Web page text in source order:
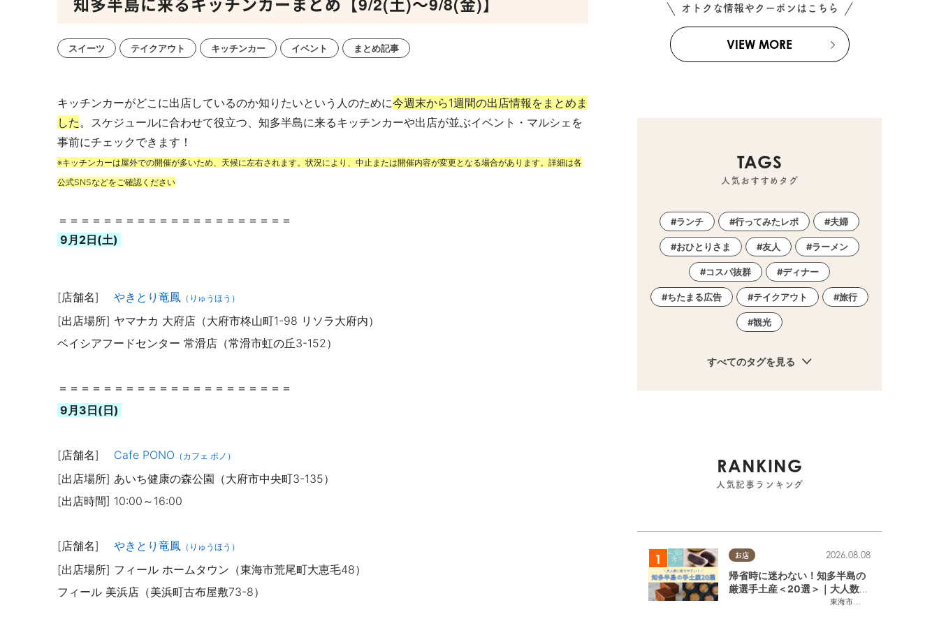
スイーツ テイクアウト キッチンカー イベント まとめ記事
キッチンカーがどこに出店しているのか知りたいという人のために今週末から1週間の出店情報をまとめま
した。スケジュールに合わせて役立つ、知多半島に来るキッチンカーや出店が並ぶイベント・マルシェを
事前にチェックできます！
※キッチンカーは屋外での開催が多いため、天候に左右されます。状況により、中止または開催内容が変更となる場合があります。詳細は各
公式SNSなどをご確認ください
＝＝＝＝＝＝＝＝＝＝＝＝＝＝＝＝＝＝＝＝＝
9月2日(土)
[店舗名] やきとり竜鳳 （りゅうほう）
[出店場所] ヤマナカ 大府店（大府市柊山町1-98 リソラ大府内）
ベイシアフードセンター 常滑店（常滑市虹の丘3-152）
＝＝＝＝＝＝＝＝＝＝＝＝＝＝＝＝＝＝＝＝＝
9月3日(日)
[店舗名] Cafe PONO （カフェ ポノ）
[出店場所] あいち健康の森公園（大府市中央町3-135）
[出店時間] 10:00～16:00
[店舗名] やきとり竜鳳 （りゅうほう）
[出店場所] フィール ホームタウン（東海市荒尾町大恵毛48）
フィール 美浜店（美浜町古布屋敷73-8）
オトクな情報やクーポンはこちら
VIEW MORE
TAGS
人気おすすめタグ
ランチ 行ってみたレポ 夫婦
おひとりさま 友人 ラーメン
コスパ抜群 ディナー
ちたまる広告 テイクアウト 旅行
観光
すべてのタグを見る
RANKING
人気記事ランキング
お店
東海市
,大府市
2026.08.08
帰省時に迷わない！知多半島の
厳選手土産＜20選＞｜大人数に
配りやすい個包装ギフト